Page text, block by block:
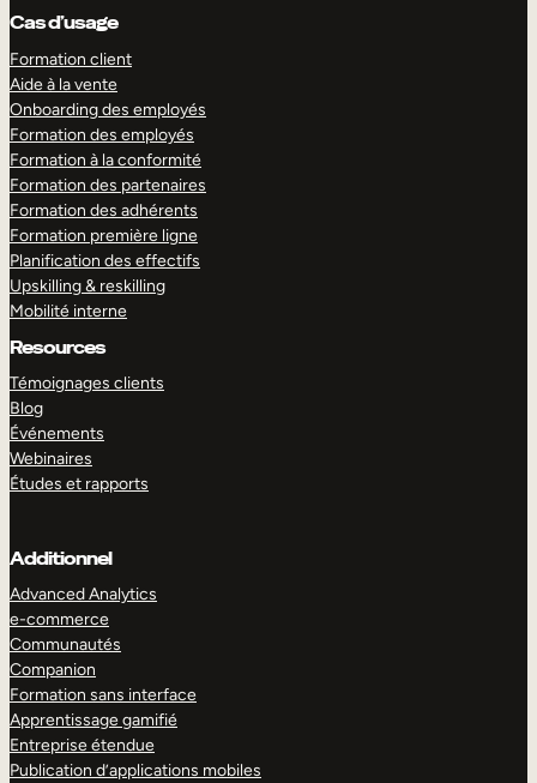
Cas d’usage
Formation client
Aide à la vente
Onboarding des employés
Formation des employés
Formation à la conformité
Formation des partenaires
Formation des adhérents
Formation première ligne
Planification des effectifs
Upskilling & reskilling
Mobilité interne
Resources
Témoignages clients
Blog
Événements
Webinaires
Études et rapports
Additionnel
Advanced Analytics
e-commerce
Communautés
Companion
Formation sans interface
Apprentissage gamifié
Entreprise étendue
Publication d’applications mobiles